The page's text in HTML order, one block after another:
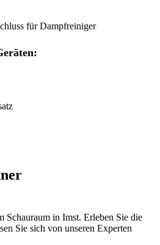
für Dampfreiniger
Schauraum in Imst. Erleben Sie die
Sie sich von unseren Experten